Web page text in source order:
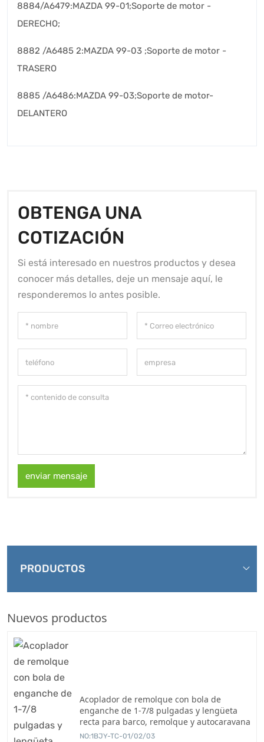
8884/A6479:MAZDA 99-01;Soporte de motor -
DERECHO;
8882 /A6485 2:MAZDA 99-03 ;Soporte de motor -
TRASERO
8885 /A6486:MAZDA 99-03;Soporte de motor-
DELANTERO
OBTENGA UNA
COTIZACIÓN
Si está interesado en nuestros productos y desea
conocer más detalles, deje un mensaje aquí, le
responderemos lo antes posible.
enviar mensaje
PRODUCTOS
Nuevos productos
Acoplador de remolque con bola de
enganche de 1-7/8 pulgadas y lengüeta
recta para barco, remolque y autocaravana
NO:1BJY-TC-01/02/03